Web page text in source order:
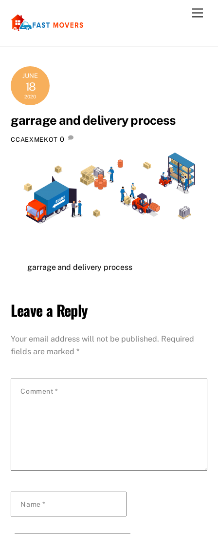
content
JUNE
18
2020
garrage and delivery process
CCAEXMEKOT 0
garrage and delivery process
Leave a Reply
Your email address will not be published. Required
fields are marked*
Comment *
Name*